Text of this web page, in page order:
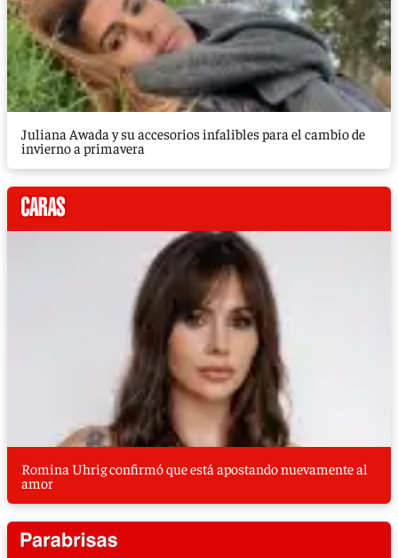
Juliana Awada y su accesorios infalibles para el cambio de
invierno a primavera
Romina Uhrig confirmó que está apostando nuevamente al
amor